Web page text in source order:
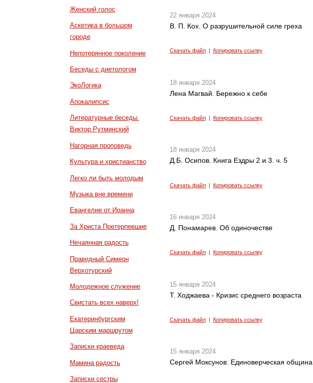
Женский голос
Аскетика в большом
городе
Непотерянное поколение
Беседы с диетологом
ЭкоЛогика
Апокалипсис
Литературные беседы.
Виктор Рутминский
Нагорная проповедь
Культура и христианство
Легко ли быть молодым
Музыка вне времени
Евангелие от Иоанна
За Христа Претерпевшие
Нечаянная радость
Праведный Симеон
Верхотурский
Молодежное служение
Свистать всех наверх!
Екатеринбургским
Царским маршрутом
Записки краеведа
Мамина радость
Записки сестры
22 января 2024
В. П. Кох. О разрушительной силе греха
Скачать файл| Копировать ссылку
18 января 2024
Лена Магвай. Бережно к себе
Скачать файл| Копировать ссылку
18 января 2024
Д.Б. Осипов. Книга Ездры 2 и 3. ч. 5
Скачать файл| Копировать ссылку
16 января 2024
Д. Понамарев. Об одиночестве
Скачать файл| Копировать ссылку
15 января 2024
Т. Ходжаева - Кризис среднего возраста
Скачать файл| Копировать ссылку
15 января 2024
Сергей Моксунов. Единоверческая община